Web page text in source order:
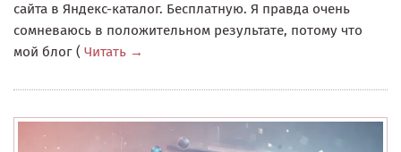
сайта в Яндекс-каталог. Бесплатную. Я правда очень
сомневаюсь в положительном результате, потому что
мой блог ( Читать